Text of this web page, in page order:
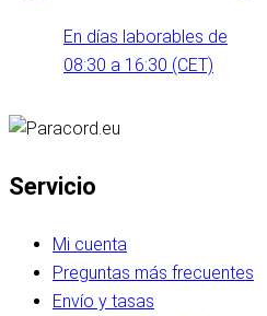
En días laborables de
08:30 a 16:30 (CET)
Servicio
Mi cuenta
Preguntas más frecuentes
Envío y tasas